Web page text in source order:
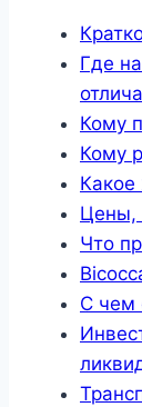
Где
Кому
Кому
Какое
Цены,
Что
С чем